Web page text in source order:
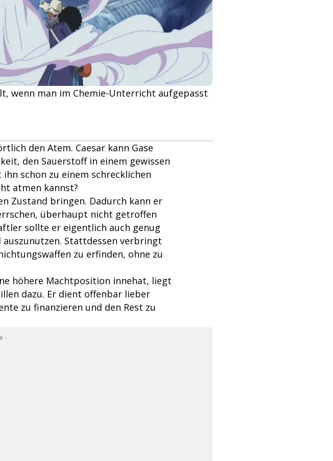
wenn man im Chemie-Unterricht aufgepasst
den Atem. Caesar kann Gase
den Sauerstoff in einem gewissen
schon zu einem schrecklichen
atmen kannst?
Zustand bringen. Dadurch kann er
überhaupt nicht getroffen
sollte er eigentlich auch genug
Stattdessen verbringt
zu erfinden, ohne zu
höhere Machtposition innehat, liegt
dazu. Er dient offenbar lieber
zu finanzieren und den Rest zu
-